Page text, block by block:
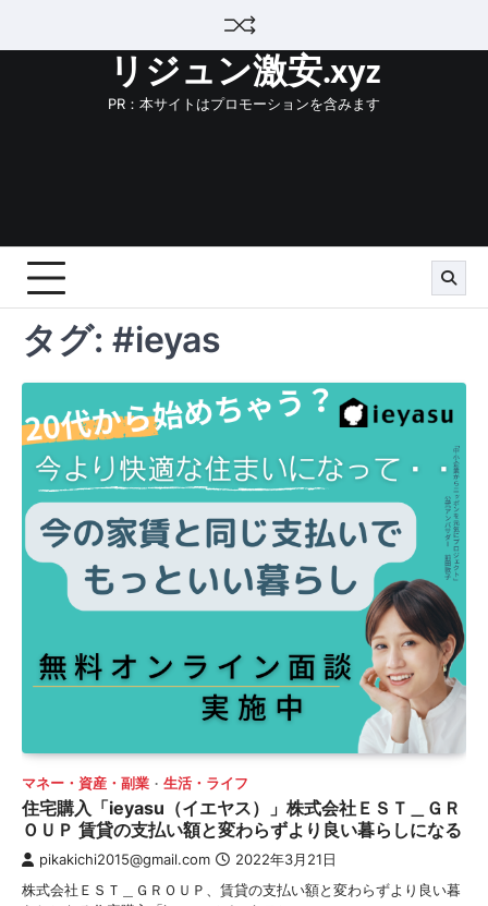
リジュン激安.xyz
PR：本サイトはプロモーションを含みます
タグ: #ieyas
マネー・資産・副業 生活・ライフ
住宅購入「ieyasu（イエヤス）」株式会社ＥＳＴ＿ＧＲ
ＯＵＰ 賃貸の支払い額と変わらずより良い暮らしになる
pikakichi2015@gmail.com 2022年3月21日
株式会社ＥＳＴ＿ＧＲＯＵＰ、賃貸の支払い額と変わらずより良い暮